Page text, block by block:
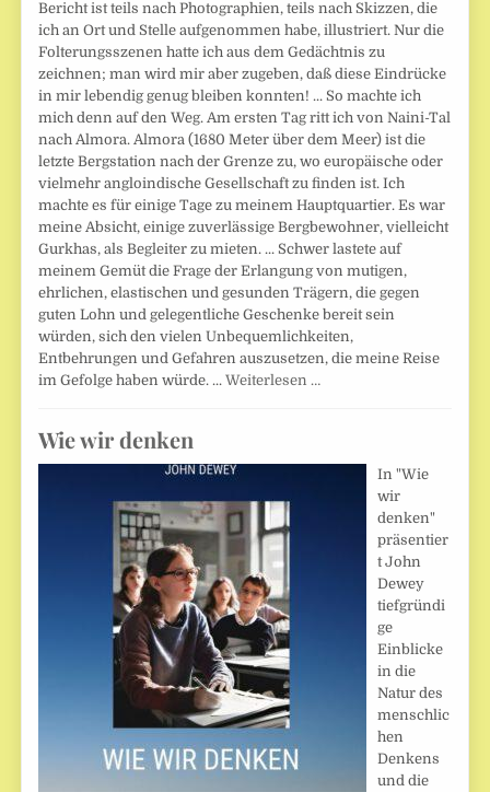
Bericht ist teils nach Photographien, teils nach Skizzen, die
ich an Ort und Stelle aufgenommen habe, illustriert. Nur die
Folterungsszenen hatte ich aus dem Gedächtnis zu
zeichnen; man wird mir aber zugeben, daß diese Eindrücke
in mir lebendig genug bleiben konnten! ... So machte ich
mich denn auf den Weg. Am ersten Tag ritt ich von Naini-Tal
nach Almora. Almora (1680 Meter über dem Meer) ist die
letzte Bergstation nach der Grenze zu, wo europäische oder
vielmehr angloindische Gesellschaft zu finden ist. Ich
machte es für einige Tage zu meinem Hauptquartier. Es war
meine Absicht, einige zuverlässige Bergbewohner, vielleicht
Gurkhas, als Begleiter zu mieten. ... Schwer lastete auf
meinem Gemüt die Frage der Erlangung von mutigen,
ehrlichen, elastischen und gesunden Trägern, die gegen
guten Lohn und gelegentliche Geschenke bereit sein
würden, sich den vielen Unbequemlichkeiten,
Entbehrungen und Gefahren auszusetzen, die meine Reise
im Gefolge haben würde. ...Weiterlesen …
Wie wir denken
In "Wie
wir
denken"
präsentier
t John
Dewey
tiefgründi
ge
Einblicke
in die
Natur des
menschlic
hen
Denkens
und die